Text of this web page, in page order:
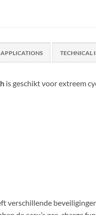
APPLICATIONS TECHNICAL
is geschikt voor extreem
verschillende